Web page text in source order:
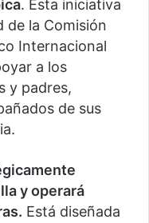
. Esta iniciativa
de la Comisión
Internacional
a los
y padres,
de sus
y operará
Está diseñada